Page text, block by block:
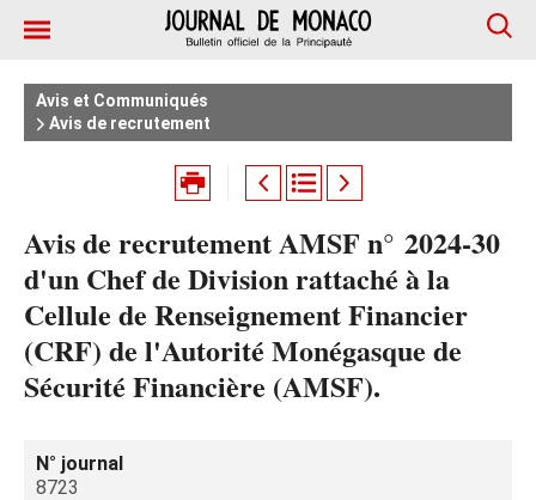
Avis et Communiqués
Avis de recrutement
Avis de recrutement AMSF n° 2024‑30
d'un Chef de Division rattaché à la
Cellule de Renseignement Financier
(CRF) de l'Autorité Monégasque de
Sécurité Financière (AMSF).
N° journal
8723